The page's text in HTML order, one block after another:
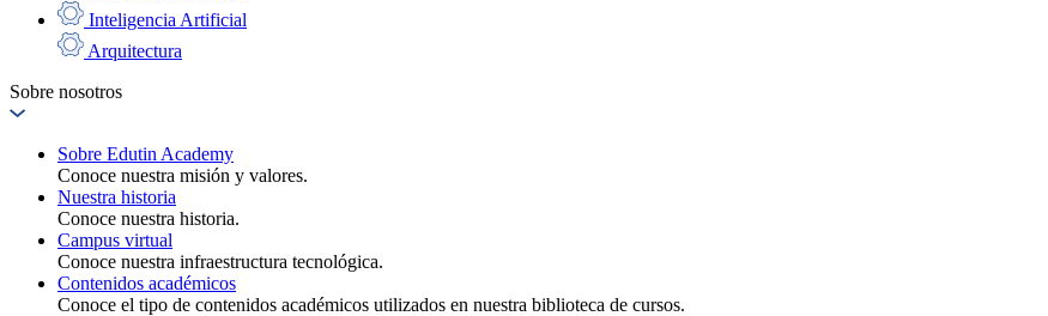
Inteligencia Artificial
Arquitectura
Sobre nosotros
Sobre Edutin Academy
Conoce nuestra misión y valores.
Nuestra historia
Conoce nuestra historia.
Campus virtual
Conoce nuestra infraestructura tecnológica.
Contenidos académicos
Conoce el tipo de contenidos académicos utilizados en nuestra biblioteca de cursos.